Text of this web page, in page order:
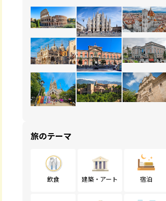
旅のテーマ
飲食 建築・アート 宿泊